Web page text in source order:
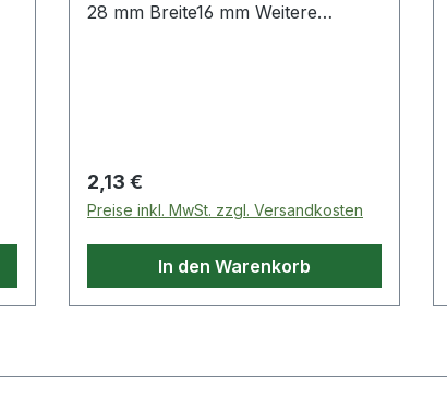
28 mm Breite16 mm Weitere
Regulärer Preis:
2,13 €
Preise inkl. MwSt. zzgl. Versandkosten
In den Warenkorb